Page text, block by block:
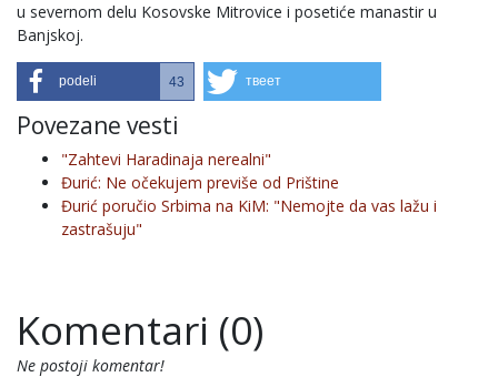
u severnom delu Kosovske Mitrovice i posetiće manastir u
Banjskoj.
podeli 43 твеет
Povezane vesti
"Zahtevi Haradinaja nerealni"
Đurić: Ne očekujem previše od Prištine
Đurić poručio Srbima na KiM: "Nemojte da vas lažu i
zastrašuju"
Komentari (0)
Ne postoji komentar!